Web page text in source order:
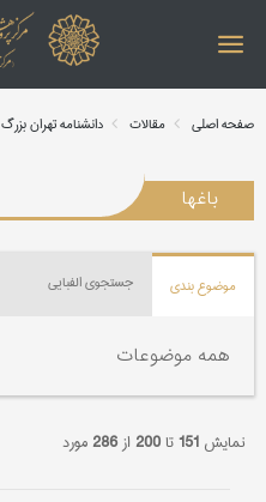
صفحه اصلی مقالات دانشنامه تهران بزرگ
باغها
موضوع بندی جستجوی الفبایی
همه موضوعات
نمایش 151تا200 از286مورد